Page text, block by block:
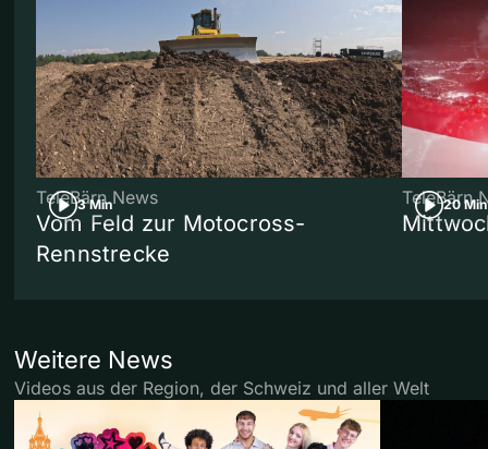
3 Min
TeleBärn News
Vom Feld zur Motocross-
Rennstrecke
20 Min
TeleBärn
Weitere News
Videos aus der Region, der Schweiz und aller Welt